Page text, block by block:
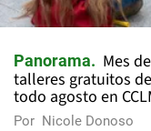
Panorama
Mes
talleres gratuitos
todo agosto en
Por Nicole Donoso